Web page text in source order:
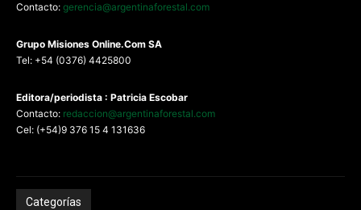
Contacto: gerencia@argentinaforestal.com
Grupo Misiones Online.Com SA
Tel: +54 (0376) 4425800
Editora/periodista : Patricia Escobar
Contacto: redaccion@argentinaforestal.com
Cel: (+54)9 376 15 4 131636
Categorías